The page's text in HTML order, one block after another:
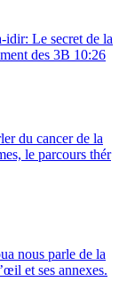
Le secret de la
des 3B 10:26
du cancer de la
le parcours thér
nous parle de la
et ses annexes.